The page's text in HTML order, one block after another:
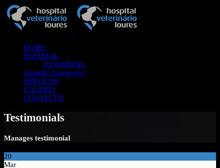
HOME
HOSPITAL
O HOSPITAL
Trabalhe Connosco!
SERVIÇOS
GALERIA
CONTACTO
Testimonials
Manages testimonial
20
Mar